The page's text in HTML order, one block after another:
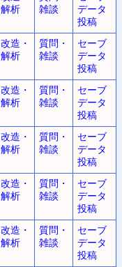
解析
雑談
データ
投稿
改造・
解析
質問・
雑談
セーブ
データ
投稿
改造・
解析
質問・
雑談
セーブ
データ
投稿
改造・
解析
質問・
雑談
セーブ
データ
投稿
改造・
解析
質問・
雑談
セーブ
データ
投稿
改造・
解析
質問・
雑談
セーブ
データ
投稿